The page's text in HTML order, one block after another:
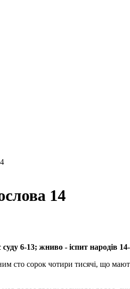
14
6-13; жниво - іспит народів
ним сто сорок чотири тисячі, що